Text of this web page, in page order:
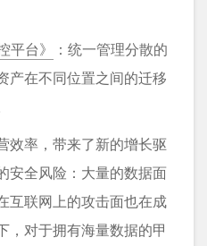
平台》
：统一管理分散的
产在不同位置之间的迁移
效率，带来了新的增长驱
安全风险：大量的数据面
互联网上的攻击面也在成
，对于拥有海量数据的甲